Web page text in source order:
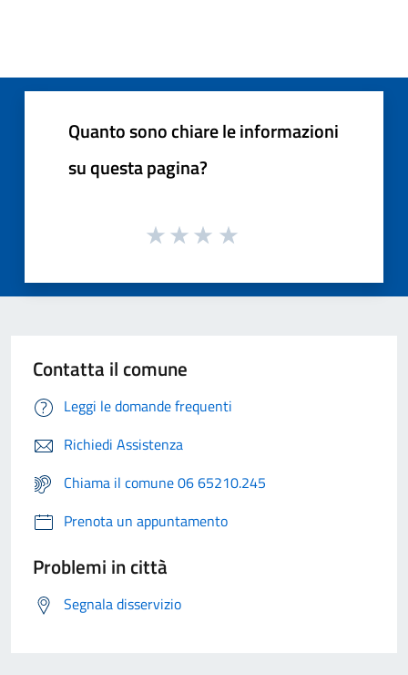
Quanto sono chiare le informazioni
su questa pagina?
Contatta il comune
Leggi le domande frequenti
Richiedi Assistenza
Chiama il comune 06 65210.245
Prenota un appuntamento
Problemi in città
Segnala disservizio